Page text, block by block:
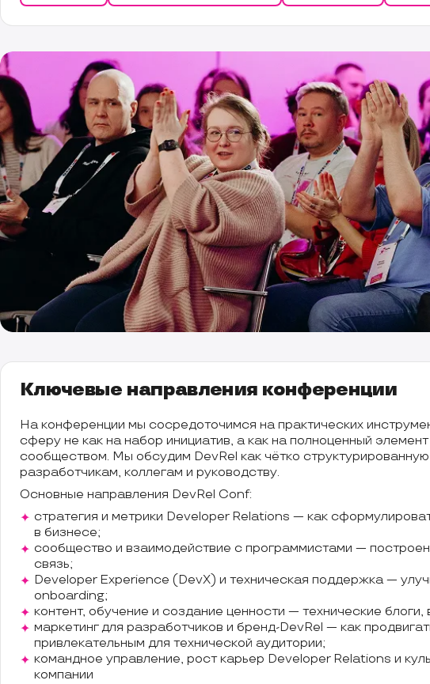
Ключевые направления конференции
На конференции мы сосредоточимся на практических
сферу не как на набор инициатив, а как на полноценный
сообществом. Мы обсудим DevRel как чётко
разработчикам, коллегам и руководству.
Основные направления DevRel Conf:
стратегия и метрики Developer Relations — как
в бизнесе;
сообщество и взаимодействие с программистами —
связь;
Developer Experience (DevX) и техническая поддержка —
onboarding;
контент, обучение и создание ценности — технические
маркетинг для разработчиков и бренд-DevRel — как
привлекательным для технической аудитории;
командное управление, рост карьер Developer Relations и
компании